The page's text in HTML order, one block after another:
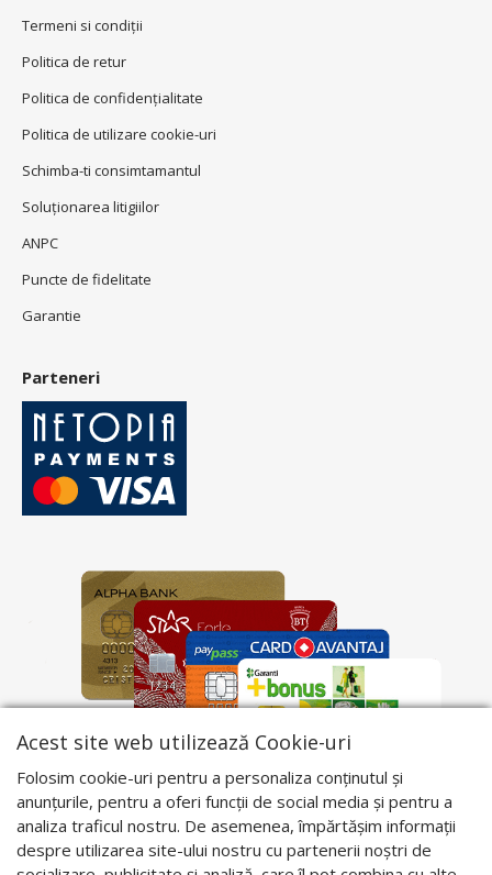
Termeni si condiţii
Politica de retur
Politica de confidenţialitate
Politica de utilizare cookie-uri
Schimba-ti consimtamantul
Soluționarea litigiilor
ANPC
Puncte de fidelitate
Garantie
Parteneri
Acest site web utilizează Cookie-uri
Folosim cookie-uri pentru a personaliza conținutul și
anunțurile, pentru a oferi funcții de social media și pentru a
analiza traficul nostru. De asemenea, împărtășim informații
despre utilizarea site-ului nostru cu partenerii noștri de